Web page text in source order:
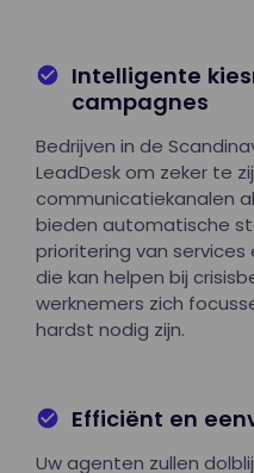
Intelligente
campagnes
Bedrijven in de
LeadDesk om zeker te
communicatiekanalen
bieden automatische
prioritering van
die kan helpen bij
werknemers zich
hardst nodig zijn.
Efficiënt en
Uw agenten zullen